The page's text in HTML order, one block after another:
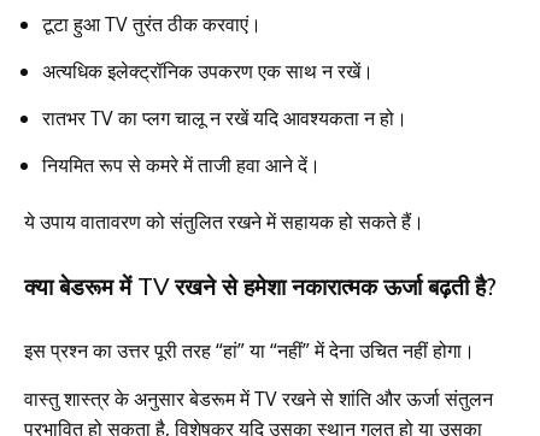
टूटा हुआ TV तुरंत ठीक करवाएं।
अत्यधिक इलेक्ट्रॉनिक उपकरण एक साथ न रखें।
रातभर TV का प्लग चालू न रखें यदि आवश्यकता न हो।
नियमित रूप से कमरे में ताजी हवा आने दें।
ये उपाय वातावरण को संतुलित रखने में सहायक हो सकते हैं।
क्या बेडरूम में TV रखने से हमेशा नकारात्मक ऊर्जा बढ़ती है?
इस प्रश्न का उत्तर पूरी तरह “हां” या “नहीं” में देना उचित नहीं होगा।
वास्तु शास्त्र के अनुसार बेडरूम में TV रखने से शांति और ऊर्जा संतुलन
प्रभावित हो सकता है, विशेषकर यदि उसका स्थान गलत हो या उसका